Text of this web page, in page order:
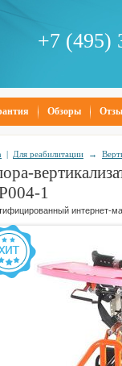
+7 (495)
Обзоры
| Для реабилитации →
1
интернет-